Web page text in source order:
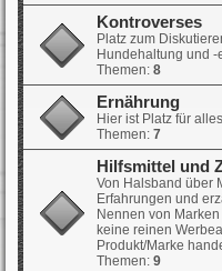
Kontroverses
Platz zum
Hundehaltung und -
Themen: 8
Ernährung
Hier ist Platz für
Themen: 7
Hilfsmittel und
Von Halsband über
Erfahrungen und
Nennen von
keine reinen
Produkt/Marke
Themen: 9